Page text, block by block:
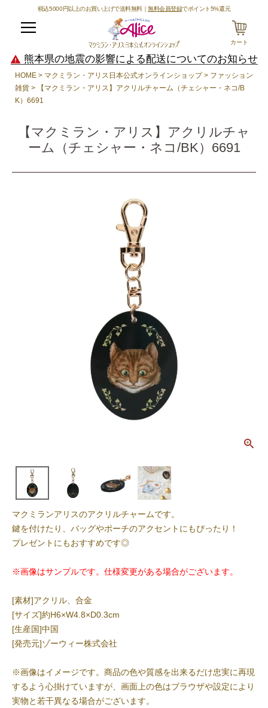
税込5000円以上のお買い上げで送料無料｜無料会員登録でポイント5%還元
カート
熊本県の地震の影響による配送についてのお知らせ
HOME マクミラン・アリス日本公式オンラインショップ
ファッション
雑貨
【マクミラン・アリス】アクリルチャーム（チェシャー・ネコ/B
K）6691
【マクミラン・アリス】アクリルチャ
ーム（チェシャー・ネコ/BK）6691
マクミランアリスのアクリルチャームです。
鍵を付けたり、バッグやポーチのアクセントにもぴったり！
プレゼントにもおすすめです◎
※画像はサンプルです。仕様変更がある場合がございます。
[素材]アクリル、合金
[サイズ]約H6×W4.8×D0.3cm
[生産国]中国
[発売元]ゾーウィー株式会社
※画像はイメージです。商品の色や質感を出来るだけ忠実に再現
するよう心掛けていますが、画面上の色はブラウザや設定により
実物と若干異なる場合がございます。